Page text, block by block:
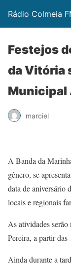
Rádio Colmeia
Festejos
da Vitória
Municipal
marciel
A Banda da
gênero, se
data de aniversário
locais e regionais
As atividades
Pereira, a partir das
Ainda durante a